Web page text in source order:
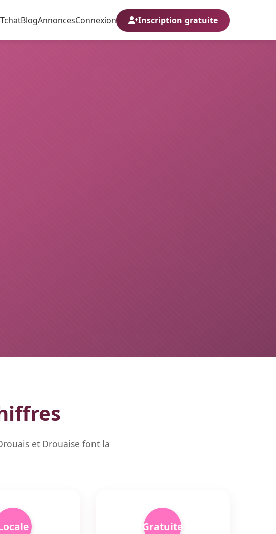
TchatBlogAnnoncesConnexion Inscription gratuite
et Drouaise font la
Gratuite